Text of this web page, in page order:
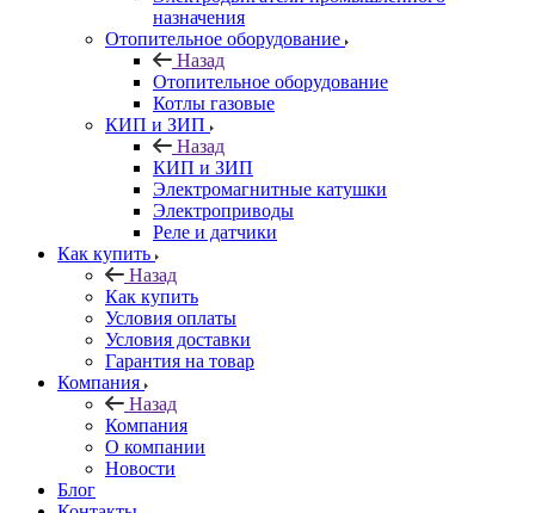
назначения
Отопительное оборудование
Назад
Отопительное оборудование
Котлы газовые
КИП и ЗИП
Назад
КИП и ЗИП
Электромагнитные катушки
Электроприводы
Реле и датчики
Как купить
Назад
Как купить
Условия оплаты
Условия доставки
Гарантия на товар
Компания
Назад
Компания
О компании
Новости
Блог